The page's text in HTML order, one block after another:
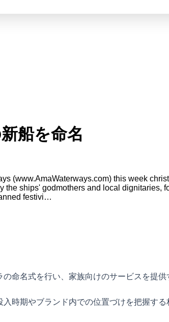
船を命名
(www.AmaWaterways.com) this week
ships' godmothers and local dignitaries,
festivi…
命名式を行い、家族向けのサービスを提供
時期やブランド内での位置づけを把握す